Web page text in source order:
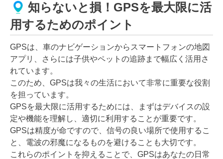
知らないと損！GPSを最大限に活
用するためのポイント
GPSは、車のナビゲーションからスマートフォンの地図
アプリ、さらには子供やペットの追跡まで幅広く活用さ
れています。
このため、GPSは我々の生活において非常に重要な役割
を担っています。
GPSを最大限に活用するためには、まずはデバイスの設
定や機能を理解し、適切に利用することが重要です。
GPSは精度が命ですので、信号の良い場所で使用するこ
と、電波の邪魔になるものを避けることも大切です。
これらのポイントを抑えることで、GPSはあなたの日常